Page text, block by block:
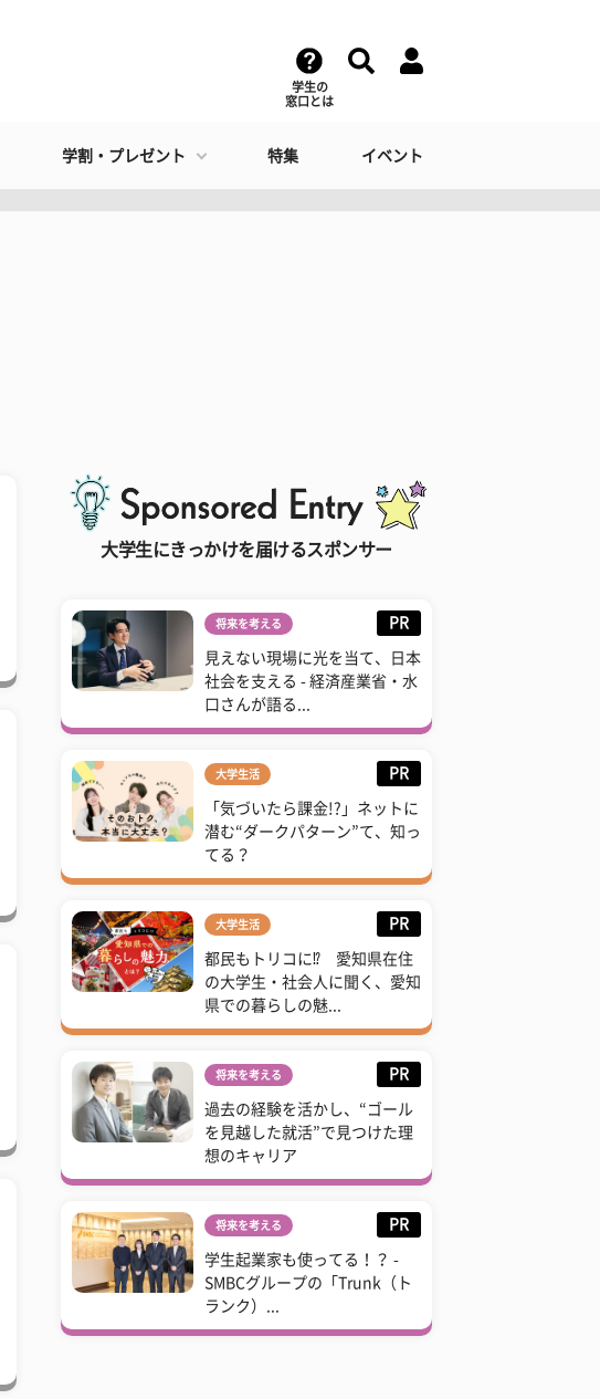
学生の
窓口とは
学割・プレゼント 特集 イベント
大学生にきっかけを届けるスポンサー
将来を考える PR
見えない現場に光を当て、日本
社会を支える - 経済産業省・水
口さんが語る...
大学生活 PR
「気づいたら課金!?」ネットに
潜む“ダークパターン”て、知っ
てる？
大学生活 PR
都民もトリコに⁉ 愛知県在住
の大学生・社会人に聞く、愛知
県での暮らしの魅...
将来を考える PR
過去の経験を活かし、“ゴール
を見越した就活”で見つけた理
想のキャリア
将来を考える PR
学生起業家も使ってる！？ -
SMBCグループの「Trunk（ト
ランク）...